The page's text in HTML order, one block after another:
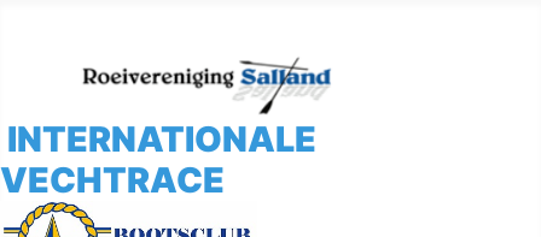
INTERNATIONALE
VECHTRACE